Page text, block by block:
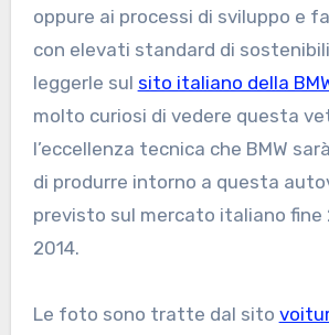
oppure ai processi di sviluppo e
con elevati standard di
leggerle sul sito italiano della
molto curiosi di vedere questa
l’eccellenza tecnica che BMW
di produrre intorno a questa
previsto sul mercato italiano fine
2014.
Le foto sono tratte dal sito